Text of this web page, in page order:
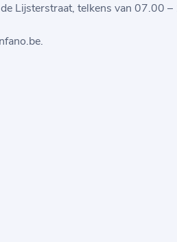
Lijsterstraat, telkens van 07.00